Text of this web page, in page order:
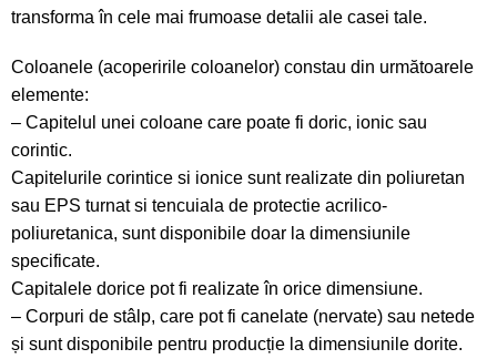
transforma în cele mai frumoase detalii ale casei tale.
Coloanele (acoperirile coloanelor) constau din următoarele
elemente:
– Capitelul unei coloane care poate fi doric, ionic sau
corintic.
Capitelurile corintice si ionice sunt realizate din poliuretan
sau EPS turnat si tencuiala de protectie acrilico-
poliuretanica, sunt disponibile doar la dimensiunile
specificate.
Capitalele dorice pot fi realizate în orice dimensiune.
– Corpuri de stâlp, care pot fi canelate (nervate) sau netede
și sunt disponibile pentru producție la dimensiunile dorite.